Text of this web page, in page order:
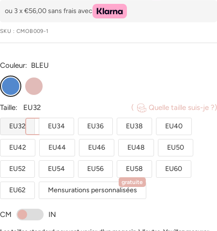
vente
ou 3 x€56,00sans frais avec
SKU : CMOB009-1
Couleur: BLEU
BLEU
ROSE_POUDRE
Taille: EU32 ( Quelle taille suis-je ?)
EU32 EU34 EU36 EU38 EU40
EU42 EU44 EU46 EU48 EU50
EU52 EU54 EU56 EU58 EU60
EU62 Mensurations personnalisées
gratuite
CM IN